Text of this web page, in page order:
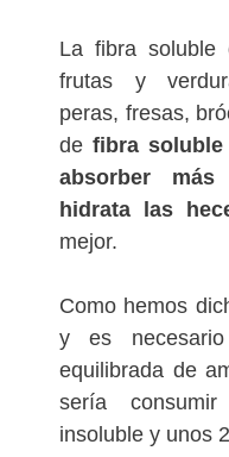
La fibra soluble
frutas y
peras, fresas,
defibra
absorber
hidrata las
mejor.
Como hemos
y es
equilibrada de
sería
insoluble y unos